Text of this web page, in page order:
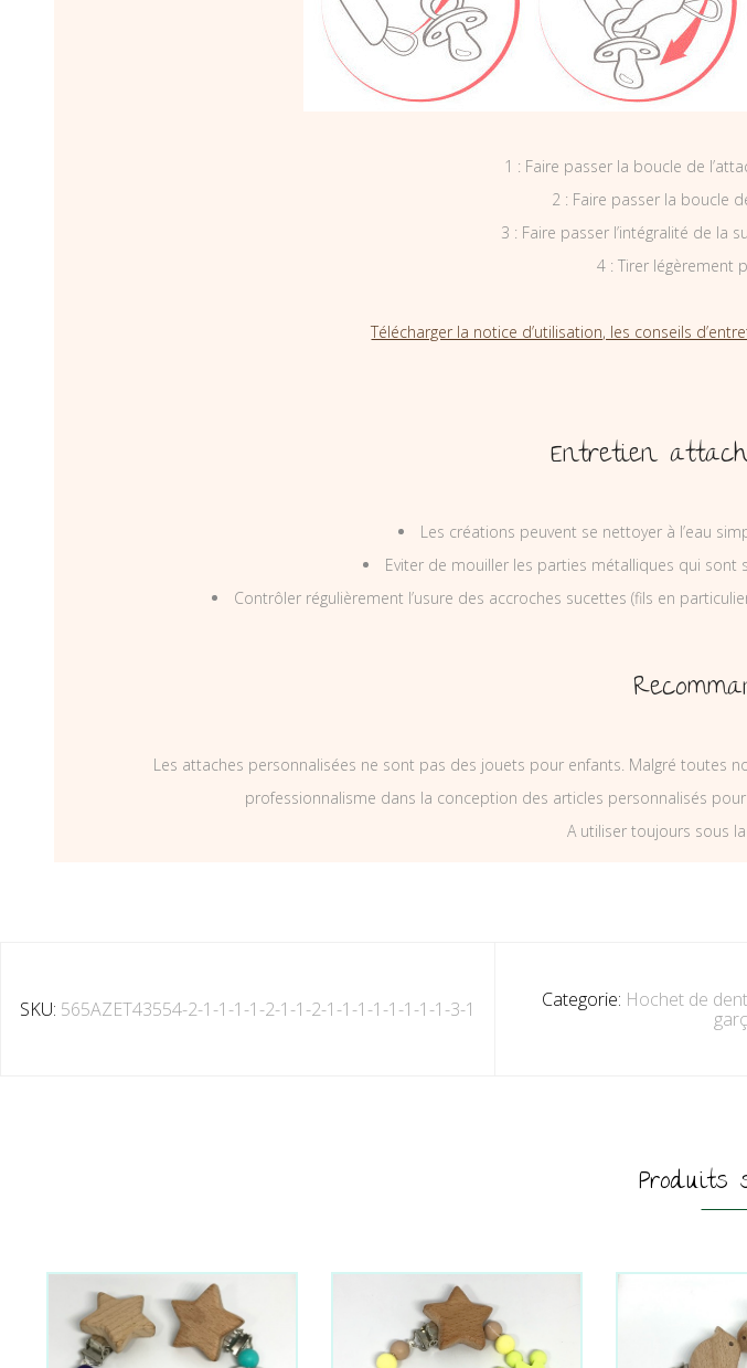
1 : Faire passer la boucle de
2 : Faire passer la boucle
3 : Faire passer l’intégralité de la
4 : Tirer légèrement
Télécharger la notice d’utilisation, les conseils
Entretien
Les créations peuvent se nettoyer à l’eau
Eviter de mouiller les parties métalliques qui sont
Contrôler régulièrement l’usure des accroches sucettes (fils en
Les attaches personnalisées ne sont pas des jouets pour enfants. Malgré
professionnalisme dans la conception des articles personnalisés
A utiliser toujours sous
SKU: 565AZET43554-2-1-1-1-1-2-1-1-2-1-1-1-1-1-1-1-1-3-1 Categorie: Hochet de
Produits